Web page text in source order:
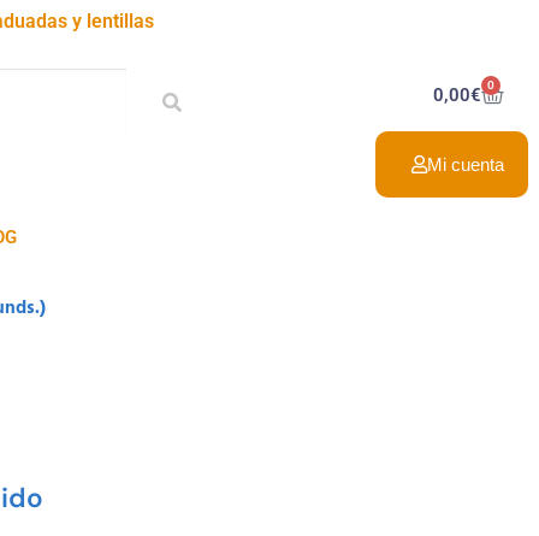
y lentillas
0,00€ 0
Mi cuenta